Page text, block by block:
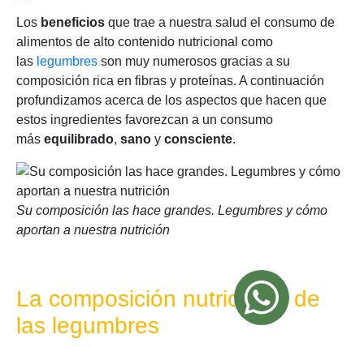
Los beneficios que trae a nuestra salud el consumo de
alimentos de alto contenido nutricional como
las legumbres son muy numerosos gracias a su
composición rica en fibras y proteínas. A continuación
profundizamos acerca de los aspectos que hacen que
estos ingredientes favorezcan a un consumo
más equilibrado, sano y consciente.
Su composición las hace grandes. Legumbres y cómo
aportan a nuestra nutrición
La composición nutricional de
las legumbres